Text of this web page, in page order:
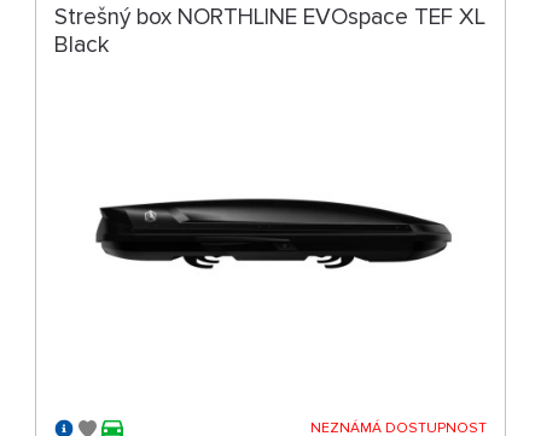
Strešný box NORTHLINE EVOspace TEF XL
Black
NEZNÁMÁ DOSTUPNOST